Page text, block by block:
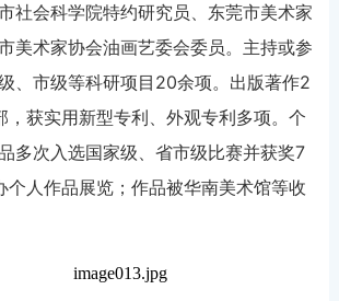
社会科学院特约研究员、东莞市美术家
美术家协会油画艺委会委员。主持或参
、市级等科研项目20余项。出版著作2
，获实用新型专利、外观专利多项。个
多次入选国家级、省市级比赛并获奖7
个人作品展览；作品被华南美术馆等收